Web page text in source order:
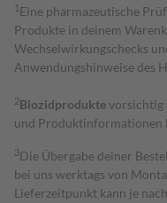
1 Eine pharmazeutische
Produkte in deinem
Wechselwirkungschecks
Anwendungshinweise des
2Biozidproduktevorsichtig
und Produktinformationen
3Die Übergabe deiner
bei uns werktags von
Lieferzeitpunkt kann je